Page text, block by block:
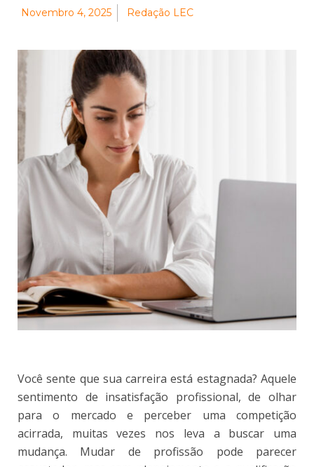
Novembro 4, 2025 Redação LEC
Você sente que sua carreira está estagnada? Aquele
sentimento de insatisfação profissional, de olhar
para o mercado e perceber uma competição
acirrada, muitas vezes nos leva a buscar uma
mudança. Mudar de profissão pode parecer